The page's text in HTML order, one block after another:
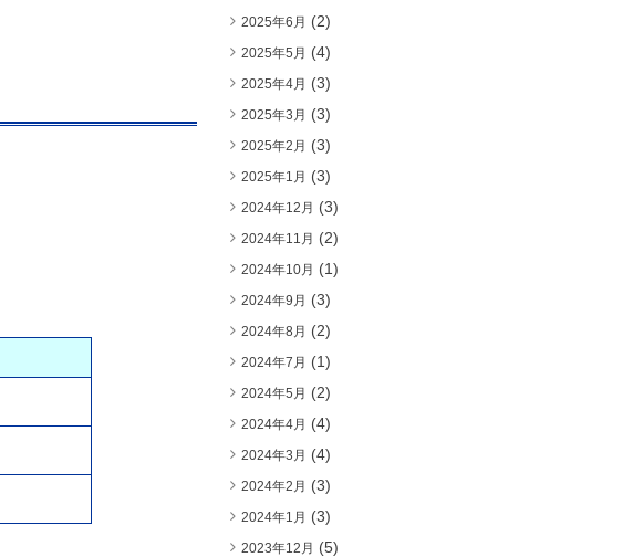
2025年6月 (2)
2025年5月 (4)
2025年4月 (3)
2025年3月 (3)
2025年2月 (3)
2025年1月 (3)
2024年12月 (3)
2024年11月 (2)
2024年10月 (1)
2024年9月 (3)
2024年8月 (2)
2024年7月 (1)
2024年5月 (2)
2024年4月 (4)
2024年3月 (4)
2024年2月 (3)
2024年1月 (3)
2023年12月 (5)